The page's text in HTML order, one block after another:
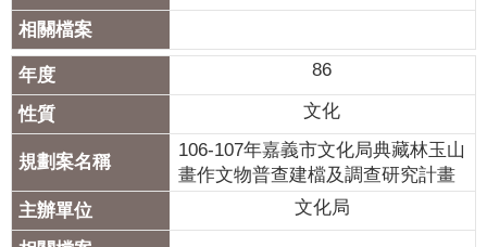
旱
節
水
專
區
網
站
導
86
文化
106-107年嘉義市文化局典藏林玉山
畫作文物普查建檔及調查研究計畫
文化局